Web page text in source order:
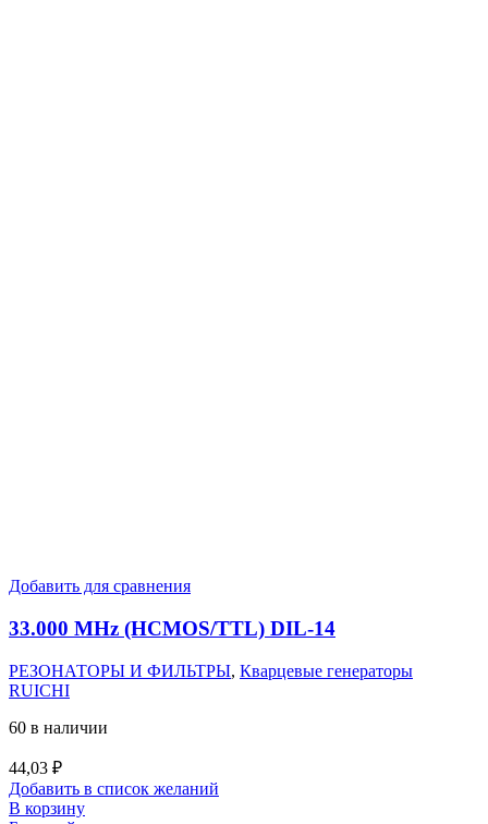
Добавить для сравнения
33.000 MHz (HCMOS/TTL) DIL-14
РЕЗОНАТОРЫ И ФИЛЬТРЫ, Кварцевые генераторы
RUICHI
60 в наличии
44,03 ₽
Добавить в список желаний
В корзину